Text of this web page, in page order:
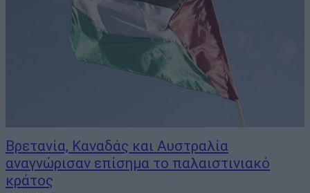
Βρετανία, Καναδάς και Αυστραλία
αναγνώρισαν επίσημα το παλαιστινιακό
κράτος